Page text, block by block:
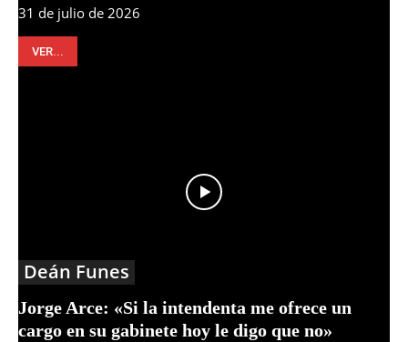
31 de julio de 2026
VER...
Deán Funes
Jorge Arce: «Si la intendenta me ofrece un
cargo en su gabinete hoy le digo que no»